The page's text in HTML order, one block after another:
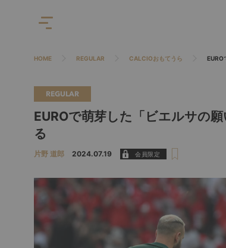
HOME REGULAR CALCIOおもてうら EURO
REGULAR
EUROで萌芽した「ビエルサの
る
片野 道郎 2024.07.19